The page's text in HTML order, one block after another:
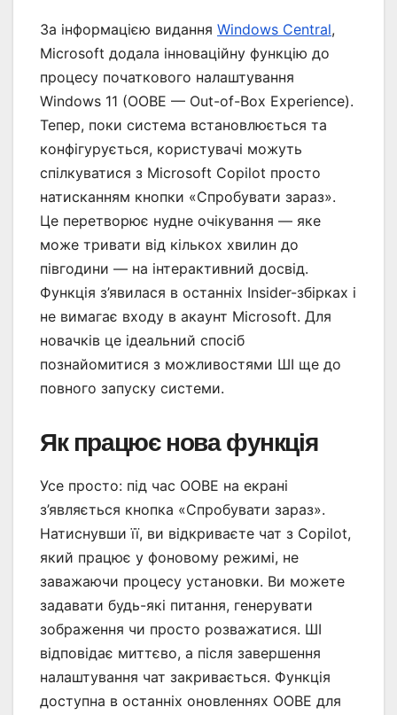
За інформацією видання Windows Central,
Microsoft додала інноваційну функцію до
процесу початкового налаштування
Windows 11 (OOBE — Out-of-Box Experience).
Тепер, поки система встановлюється та
конфігурується, користувачі можуть
спілкуватися з Microsoft Copilot просто
натисканням кнопки «Спробувати зараз».
Це перетворює нудне очікування — яке
може тривати від кількох хвилин до
півгодини — на інтерактивний досвід.
Функція з’явилася в останніх Insider-збірках і
не вимагає входу в акаунт Microsoft. Для
новачків це ідеальний спосіб
познайомитися з можливостями ШІ ще до
повного запуску системи.
Як працює нова функція
Усе просто: під час OOBE на екрані
з’являється кнопка «Спробувати зараз».
Натиснувши її, ви відкриваєте чат з Copilot,
який працює у фоновому режимі, не
заважаючи процесу установки. Ви можете
задавати будь-які питання, генерувати
зображення чи просто розважатися. ШІ
відповідає миттєво, а після завершення
налаштування чат закривається. Функція
доступна в останніх оновленнях OOBE для